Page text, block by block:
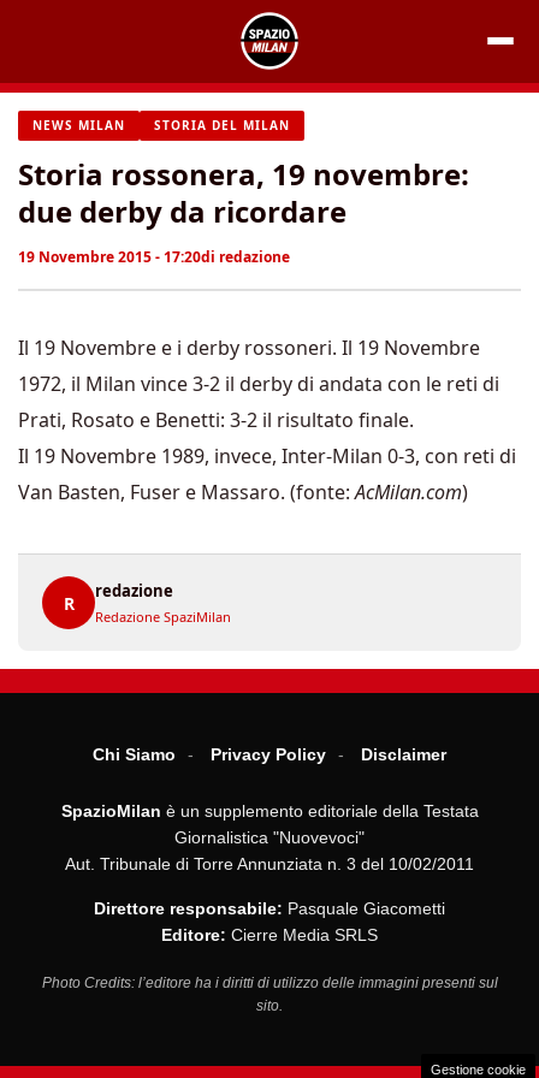
contenuto
NEWS MILAN STORIA DEL MILAN
Storia rossonera, 19 novembre:
due derby da ricordare
19 Novembre 2015 - 17:20di redazione
Il 19 Novembre e i derby rossoneri. Il 19 Novembre
1972, il Milan vince 3-2 il derby di andata con le reti di
Prati, Rosato e Benetti: 3-2 il risultato finale.
Il 19 Novembre 1989, invece, Inter-Milan 0-3, con reti di
Van Basten, Fuser e Massaro. (fonte:AcMilan.com)
R
redazione
Redazione SpaziMilan
Chi Siamo Privacy Policy Disclaimer
SpazioMilan è un supplemento editoriale della Testata
Giornalistica "Nuovevoci"
Aut. Tribunale di Torre Annunziata n. 3 del 10/02/2011
Direttore responsabile: Pasquale Giacometti
Editore: Cierre Media SRLS
Photo Credits: l’editore ha i diritti di utilizzo delle immagini presenti sul
sito.
Gestione cookie